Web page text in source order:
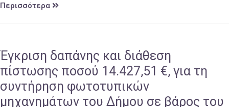
Περισσότερα
Έγκριση δαπάνης και διάθεση
πίστωσης ποσού 14.427,51 €, για τη
συντήρηση φωτοτυπικών
μηχανημάτων του Δήμου σε βάρος του